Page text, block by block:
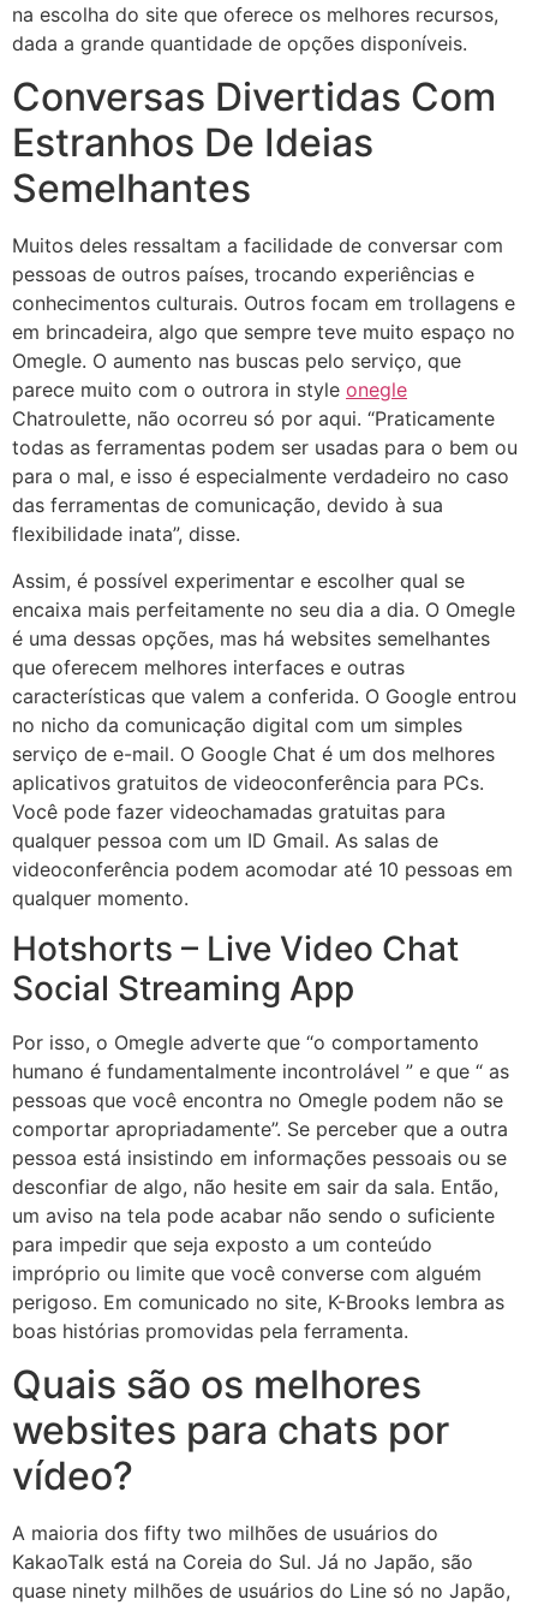
na escolha do site que oferece os melhores recursos,
dada a grande quantidade de opções disponíveis.
Conversas Divertidas Com
Estranhos De Ideias
Semelhantes
Muitos deles ressaltam a facilidade de conversar com
pessoas de outros países, trocando experiências e
conhecimentos culturais. Outros focam em trollagens e
em brincadeira, algo que sempre teve muito espaço no
Omegle. O aumento nas buscas pelo serviço, que
parece muito com o outrora in style onegle
Chatroulette, não ocorreu só por aqui. “Praticamente
todas as ferramentas podem ser usadas para o bem ou
para o mal, e isso é especialmente verdadeiro no caso
das ferramentas de comunicação, devido à sua
flexibilidade inata”, disse.
Assim, é possível experimentar e escolher qual se
encaixa mais perfeitamente no seu dia a dia. O Omegle
é uma dessas opções, mas há websites semelhantes
que oferecem melhores interfaces e outras
características que valem a conferida. O Google entrou
no nicho da comunicação digital com um simples
serviço de e-mail. O Google Chat é um dos melhores
aplicativos gratuitos de videoconferência para PCs.
Você pode fazer videochamadas gratuitas para
qualquer pessoa com um ID Gmail. As salas de
videoconferência podem acomodar até 10 pessoas em
qualquer momento.
Hotshorts – Live Video Chat
Social Streaming App
Por isso, o Omegle adverte que “o comportamento
humano é fundamentalmente incontrolável ” e que “ as
pessoas que você encontra no Omegle podem não se
comportar apropriadamente”. Se perceber que a outra
pessoa está insistindo em informações pessoais ou se
desconfiar de algo, não hesite em sair da sala. Então,
um aviso na tela pode acabar não sendo o suficiente
para impedir que seja exposto a um conteúdo
impróprio ou limite que você converse com alguém
perigoso. Em comunicado no site, K-Brooks lembra as
boas histórias promovidas pela ferramenta.
Quais são os melhores
websites para chats por
vídeo?
A maioria dos fifty two milhões de usuários do
KakaoTalk está na Coreia do Sul. Já no Japão, são
quase ninety milhões de usuários do Line só no Japão,